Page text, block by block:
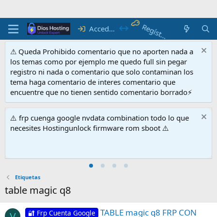
Acceder R
e
g
ís
tra
te
⚠ Queda Prohibido comentario que no aporten nada a
los temas como por ejemplo me quedo full sin pegar
registro ni nada o comentario que solo contaminan los
tema haga comentario de interes comentario que
encuentre que no tienen sentido comentario borrado⚡
⚠️ frp cuenga google nvdata combination todo lo que
necesites Hostingunlock firmware rom sboot ⚠️
Etiquetas
table magic q8
🔐 Frp Cuenta Google TABLE magic q8 FRP CON